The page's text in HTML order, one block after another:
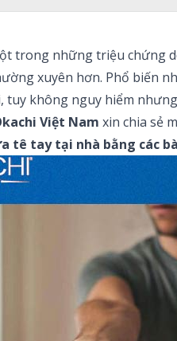
trong những triệu chứng
xuyên hơn. Phổ biến
tuy không nguy hiểm nhưng
Việt Nam xin chia sẻ
tê tay tại nhà bằng các